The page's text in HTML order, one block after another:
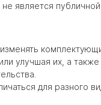
является
улучшая их, а
для разного